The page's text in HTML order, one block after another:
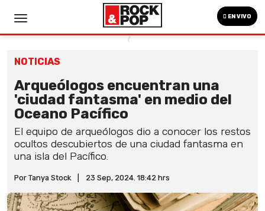
EN VIVO
NOTICIAS
Arqueólogos encuentran una
'ciudad fantasma' en medio del
Oceano Pacífico
El equipo de arqueólogos dio a conocer los restos
ocultos descubiertos de una ciudad fantasma en
una isla del Pacífico.
Por Tanya Stock 23 Sep, 2024. 18:42 hrs